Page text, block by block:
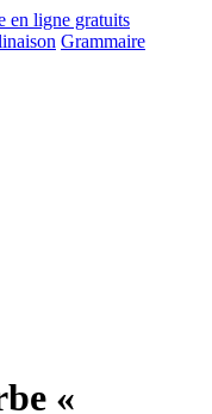
Grammaire
«